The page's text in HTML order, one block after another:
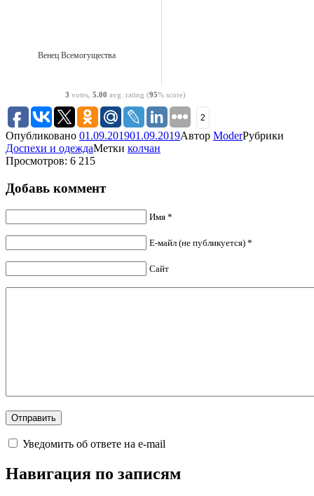
Венец Всемогущества
3 votes, 5.00 avg. rating (95% score)
2
Опубликовано 01.09.201901.09.2019Автор ModerРубрики
Доспехи и одеждаМетки колчан
Просмотров: 6 215
Добавь коммент
Имя *
Е-майл (не публикуется) *
Сайт
Уведомить об ответе на e-mail
Навигация по записям